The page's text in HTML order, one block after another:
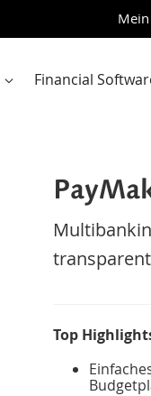
Inhalt
Financial
Top